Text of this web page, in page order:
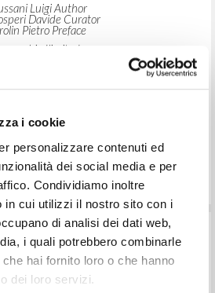
i cookie
personalizzare contenuti ed
dei social media e per
Condividiamo inoltre
in cui utilizzi il nostro sito con i
di analisi dei dati web,
i quali potrebbero combinarle
hai fornito loro o che hanno
dei loro servizi.
Luigi Author
Davide Curator
Pietro Preface
Ilimitada
of publication : São Paulo
acende a esperança
Luigi Author